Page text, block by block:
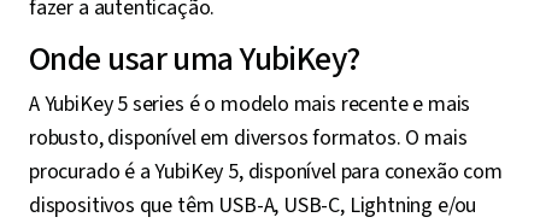
fazer a autenticação.
Onde usar uma YubiKey?
A YubiKey 5 series é o modelo mais recente e mais
robusto, disponível em diversos formatos. O mais
procurado é a YubiKey 5, disponível para conexão com
dispositivos que têm USB-A, USB-C, Lightning e/ou